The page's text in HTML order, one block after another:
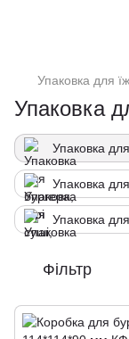
Упаковка для
Упаковка
Упаковка
Упаковка
Упаковка
Фільтр